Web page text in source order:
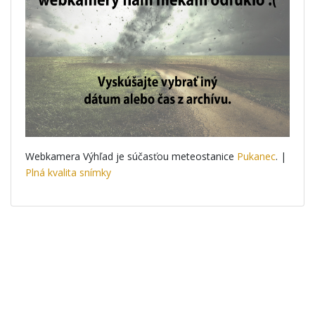
Webkamera Výhľad je súčasťou meteostanice Pukanec. |
Plná kvalita snímky